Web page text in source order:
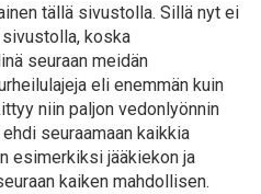
tällä sivustolla. Sillä nyt ei
koska
seuraan meidän
eli enemmän kuin
niin paljon vedonlyönnin
seuraamaan kaikkia
esimerkiksi jääkiekon ja
kaiken mahdollisen.